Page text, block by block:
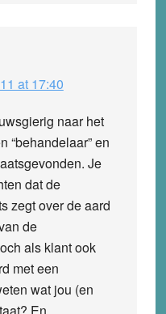
at 17:40
naar het
“behandelaar” en
Je
dat de
zegt over de aard
de
als klant ook
met een
wat jou (en